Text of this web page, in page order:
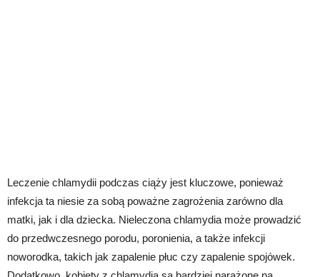
Leczenie chlamydii podczas ciąży jest kluczowe, ponieważ
infekcja ta niesie za sobą poważne zagrożenia zarówno dla
matki, jak i dla dziecka. Nieleczona chlamydia może prowadzić
do przedwczesnego porodu, poronienia, a także infekcji
noworodka, takich jak zapalenie płuc czy zapalenie spojówek.